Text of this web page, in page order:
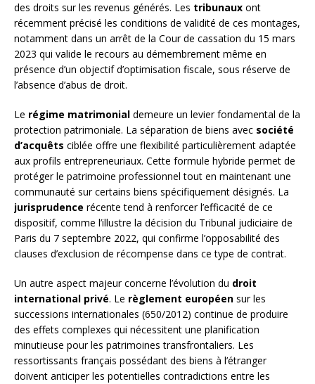
des droits sur les revenus générés. Les tribunaux ont
récemment précisé les conditions de validité de ces montages,
notamment dans un arrêt de la Cour de cassation du 15 mars
2023 qui valide le recours au démembrement même en
présence d’un objectif d’optimisation fiscale, sous réserve de
l’absence d’abus de droit.
Le régime matrimonial demeure un levier fondamental de la
protection patrimoniale. La séparation de biens avec société
d’acquêts ciblée offre une flexibilité particulièrement adaptée
aux profils entrepreneuriaux. Cette formule hybride permet de
protéger le patrimoine professionnel tout en maintenant une
communauté sur certains biens spécifiquement désignés. La
jurisprudence récente tend à renforcer l’efficacité de ce
dispositif, comme l’illustre la décision du Tribunal judiciaire de
Paris du 7 septembre 2022, qui confirme l’opposabilité des
clauses d’exclusion de récompense dans ce type de contrat.
Un autre aspect majeur concerne l’évolution du droit
international privé. Le règlement européen sur les
successions internationales (650/2012) continue de produire
des effets complexes qui nécessitent une planification
minutieuse pour les patrimoines transfrontaliers. Les
ressortissants français possédant des biens à l’étranger
doivent anticiper les potentielles contradictions entre les